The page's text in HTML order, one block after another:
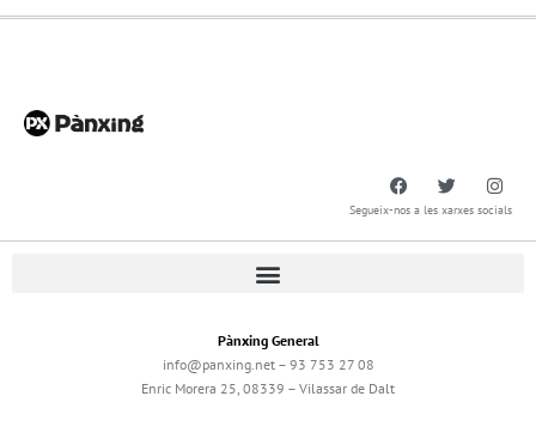
Segueix-nos a les xarxes socials
Pànxing General
info@panxing.net – 93 753 27 08
Enric Morera 25, 08339 – Vilassar de Dalt